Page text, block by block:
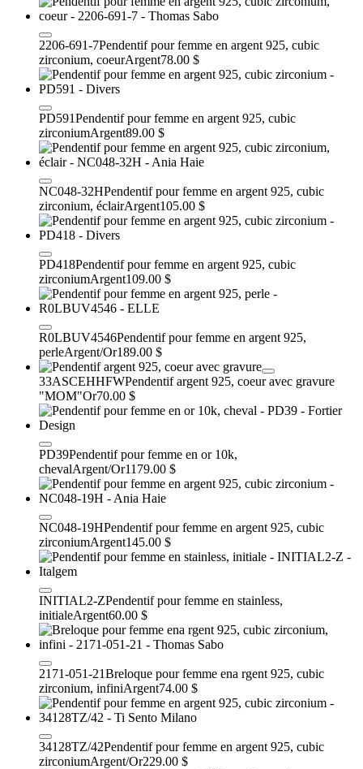
2206-691-7Pendentif pour femme en argent 925, cubic
zirconium, coeurArgent78.00 $
PD591Pendentif pour femme en argent 925, cubic
zirconiumArgent89.00 $
NC048-32HPendentif pour femme en argent 925, cubic
zirconium, éclairArgent105.00 $
PD418Pendentif pour femme en argent 925, cubic
zirconiumArgent109.00 $
R0LBUV4546Pendentif pour femme en argent 925,
perleArgent/Or189.00 $
33ASCEHHFWPendentif argent 925, coeur avec gravure
"MOM"Or70.00 $
PD39Pendentif pour femme en or 10k,
chevalArgent/Or1179.00 $
NC048-19HPendentif pour femme en argent 925, cubic
zirconiumArgent145.00 $
INITIAL2-ZPendentif pour femme en stainless,
initialeArgent60.00 $
2171-051-21Breloque pour femme ena rgent 925, cubic
zirconium, infiniArgent74.00 $
34128TZ/42Pendentif pour femme en argent 925, cubic
zirconiumArgent/Or229.00 $